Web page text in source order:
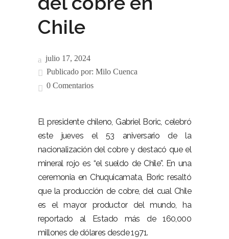
Chile
julio 17, 2024
Publicado por: Milo Cuenca
0 Comentarios
El presidente chileno, Gabriel Boric, celebró
este jueves el 53 aniversario de la
nacionalización del cobre y destacó que el
mineral rojo es “el sueldo de Chile”. En una
ceremonia en Chuquicamata, Boric resaltó
que la producción de cobre, del cual Chile
es el mayor productor del mundo, ha
reportado al Estado más de 160,000
millones de dólares desde 1971.